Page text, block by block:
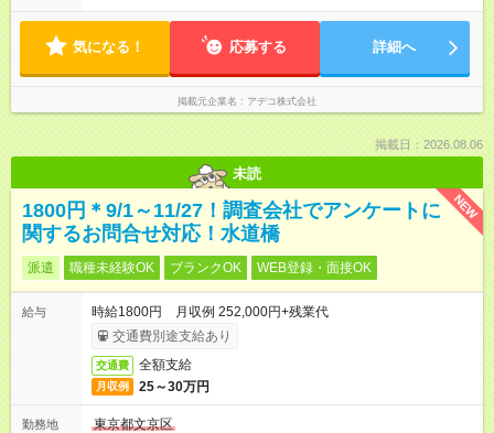
気になる！ 応募する 詳細へ
掲載元企業名 アデコ株式会社
掲載日：2026.08.06
未読
NEW
1800円＊9/1～11/27！調査会社でアンケートに
関するお問合せ対応！水道橋
派遣 職種未経験OK ブランクOK WEB登録・面接OK
給与
時給1800円 月収例 252,000円+残業代
交通費別途支給あり
交通費 全額支給
月収例 25～30万円
勤務地
東京都文京区